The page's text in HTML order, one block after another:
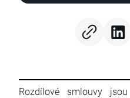
Rozdílové smlouvy